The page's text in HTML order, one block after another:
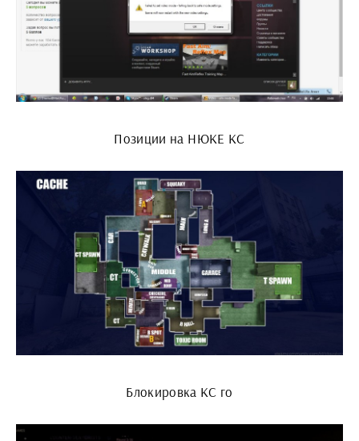
Позиции на НЮКЕ КС
Блокировка КС го